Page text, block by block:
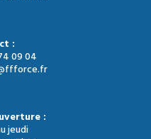
:
09 04
:
jeudi